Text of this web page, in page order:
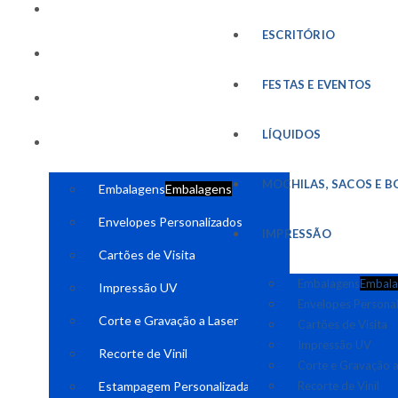
EmbalagensEmbalagens
Envelopes Personalizados
Cartões de Visita
Impressão UV
Corte e Gravação a Laser
Recorte de Vinil
Estampagem Personalizada
ESCRITÓRIO
FESTAS E EVENTOS
LÍQUIDOS
MOCHILAS, SACOS E
IMPRESSÃO
Embalagens
Envelopes
Cartões de Visita
Impressão UV
Corte e Gravação
Recorte de Vinil